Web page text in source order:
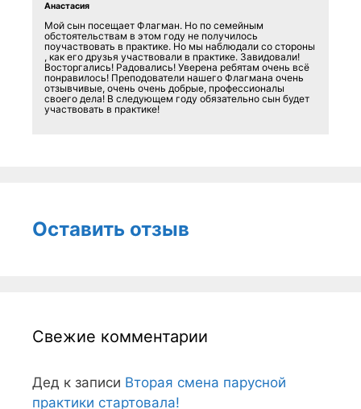
Анастасия
Мой сын посещает Флагман. Но по семейным
обстоятельствам в этом году не получилось
поучаствовать в практике. Но мы наблюдали со стороны
, как его друзья участвовали в практике. Завидовали!
Восторгались! Радовались! Уверена ребятам очень всё
понравилось! Преподователи нашего Флагмана очень
отзывчивые, очень очень добрые, профессионалы
своего дела! В следующем году обязательно сын будет
участвовать в практике!
Оставить отзыв
Свежие комментарии
Дед к записи Вторая смена парусной
практики стартовала!